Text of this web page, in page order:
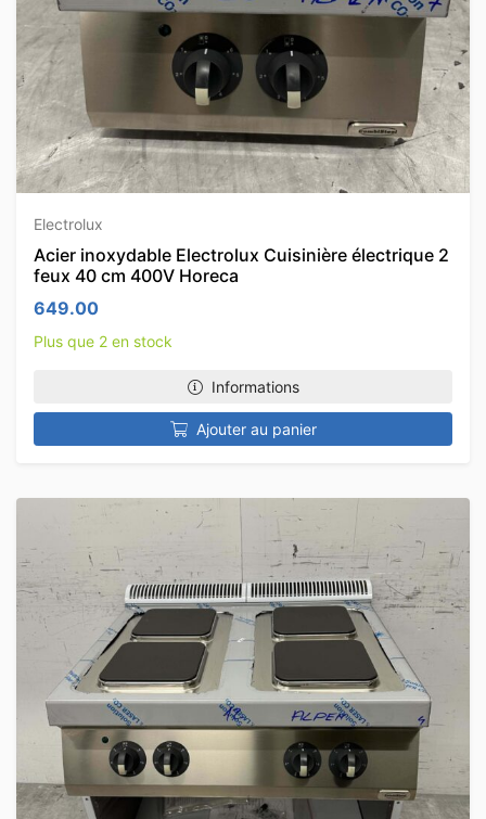
Electrolux
Acier inoxydable Electrolux Cuisinière électrique 2
feux 40 cm 400V Horeca
649.00
Plus que 2 en stock
Informations
Ajouter au panier